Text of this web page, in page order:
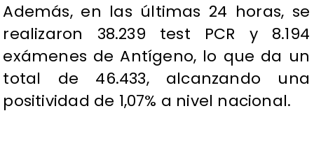
Además, en las últimas 24 horas, se
realizaron 38.239 test PCR y 8.194
exámenes de Antígeno, lo que da un
total de 46.433, alcanzando una
positividad de 1,07% a nivel nacional.